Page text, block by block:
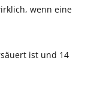
wenn eine
ist und 14